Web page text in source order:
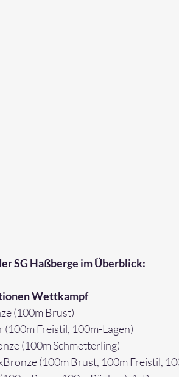
SG Haßberge im Überblick:
Wettkampf
(100m Brust)
(100m Freistil, 100m-Lagen)
(100m Schmetterling)
(100m Brust, 100m Freistil,